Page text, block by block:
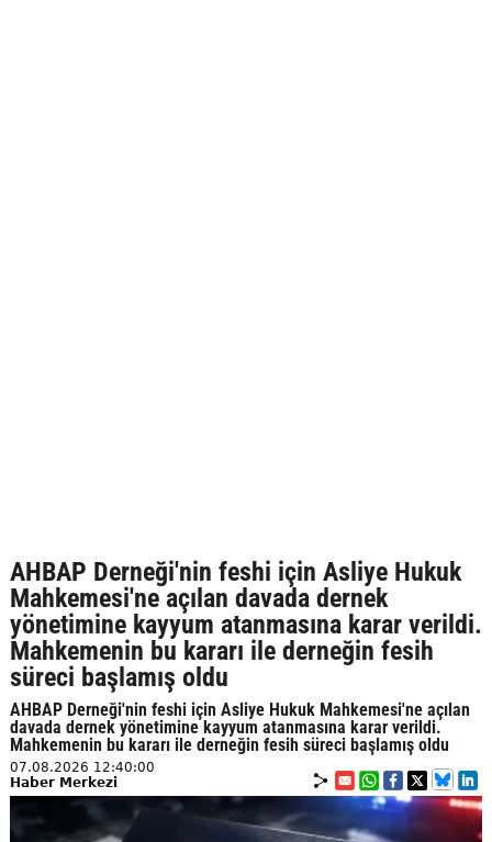
AHBAP Derneği'nin feshi için Asliye Hukuk
Mahkemesi'ne açılan davada dernek
yönetimine kayyum atanmasına karar verildi.
Mahkemenin bu kararı ile derneğin fesih
süreci başlamış oldu
AHBAP Derneği'nin feshi için Asliye Hukuk Mahkemesi'ne açılan
davada dernek yönetimine kayyum atanmasına karar verildi.
Mahkemenin bu kararı ile derneğin fesih süreci başlamış oldu
07.08.2026 12:40:00
Haber Merkezi